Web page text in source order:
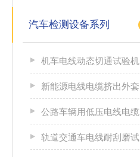
汽车检测设备系列
机车电线动态切通试验机
新能源电线电缆挤出外套刮磨试验仪
公路车辆用低压电线电缆耐刮磨试验机
轨道交通车电线耐刮磨试验机